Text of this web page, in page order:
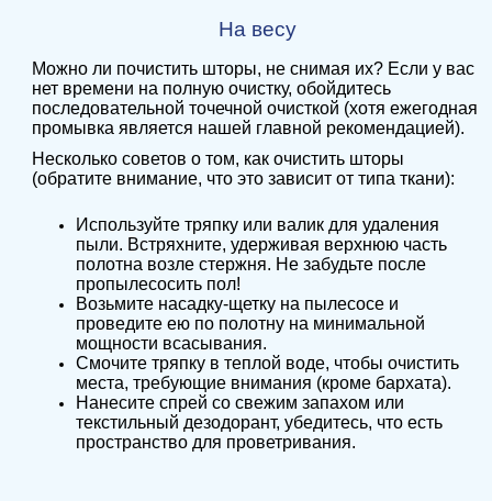
На весу
Можно ли почистить шторы, не снимая их? Если у вас
нет времени на полную очистку, обойдитесь
последовательной точечной очисткой (хотя ежегодная
промывка является нашей главной рекомендацией).
Несколько советов о том, как очистить шторы
(обратите внимание, что это зависит от типа ткани):
Используйте тряпку или валик для удаления
пыли. Встряхните, удерживая верхнюю часть
полотна возле стержня. Не забудьте после
пропылесосить пол!
Возьмите насадку-щетку на пылесосе и
проведите ею по полотну на минимальной
мощности всасывания.
Смочите тряпку в теплой воде, чтобы очистить
места, требующие внимания (кроме бархата).
Нанесите спрей со свежим запахом или
текстильный дезодорант, убедитесь, что есть
пространство для проветривания.